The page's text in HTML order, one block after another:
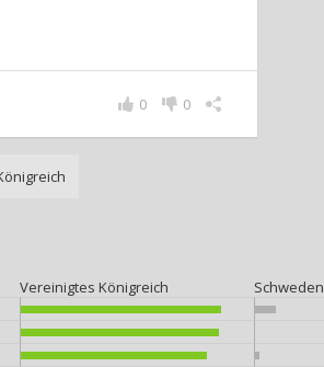
0
0
Vereinigtes Königreich Schweden